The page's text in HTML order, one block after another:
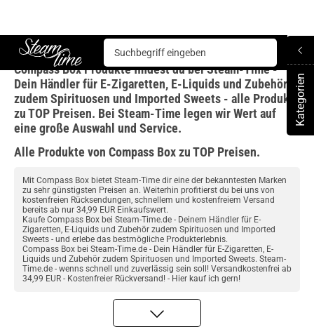
Steam time
Compass Box
Kategorien
Compass Box Produkte findest du bei Steam-Time -
Dein Händler für E-Zigaretten, E-Liquids und Zubehör
zudem Spirituosen und Imported Sweets - alle Produkte
zu TOP Preisen. Bei Steam-Time legen wir Wert auf
eine große Auswahl und Service.
Alle Produkte von Compass Box zu TOP Preisen.
Mit Compass Box bietet Steam-Time dir eine der bekanntesten Marken
zu sehr günstigsten Preisen an. Weiterhin profitierst du bei uns von
kostenfreien Rücksendungen, schnellem und kostenfreiem Versand
bereits ab nur 34,99 EUR Einkaufswert.
Kaufe Compass Box bei Steam-Time.de - Deinem Händler für E-
Zigaretten, E-Liquids und Zubehör zudem Spirituosen und Imported
Sweets - und erlebe das bestmögliche Produkterlebnis.
Compass Box bei Steam-Time.de - Dein Händler für E-Zigaretten, E-
Liquids und Zubehör zudem Spirituosen und Imported Sweets. Steam-
Time.de - wenns schnell und zuverlässig sein soll! Versandkostenfrei ab
34,99 EUR - Kostenfreier Rückversand! - Hier kauf ich gern!